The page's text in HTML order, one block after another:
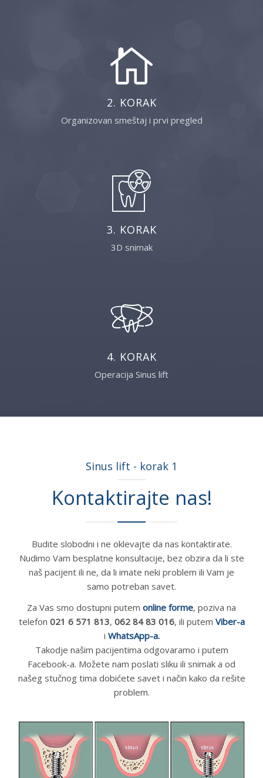
2. KORAK
Organizovan smeštaj i prvi pregled
3. KORAK
3D snimak
4. KORAK
Operacija Sinus lift
Sinus lift - korak 1
Kontaktirajte nas!
Budite slobodni i ne oklevajte da nas kontaktirate.
Nudimo Vam besplatne konsultacije, bez obzira da li ste
naš pacijent ili ne, da li imate neki problem ili Vam je
samo potreban savet.
Za Vas smo dostupni putem online forme, poziva na
telefon 021 6 571 813, 062 84 83 016, ili putem Viber-a
i WhatsApp-a.
Takodje našim pacijentima odgovaramo i putem
Facebook-a. Možete nam poslati sliku ili snimak a od
našeg stučnog tima dobićete savet i način kako da rešite
problem.